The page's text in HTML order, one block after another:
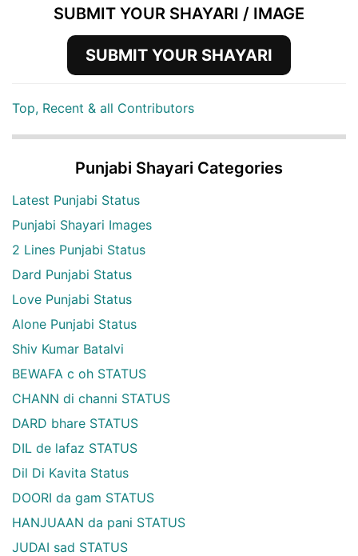
SUBMIT YOUR SHAYARI / IMAGE
SUBMIT YOUR SHAYARI
Top, Recent & all Contributors
Punjabi Shayari Categories
Latest Punjabi Status
Punjabi Shayari Images
2 Lines Punjabi Status
Dard Punjabi Status
Love Punjabi Status
Alone Punjabi Status
Shiv Kumar Batalvi
BEWAFA c oh STATUS
CHANN di channi STATUS
DARD bhare STATUS
DIL de lafaz STATUS
Dil Di Kavita Status
DOORI da gam STATUS
HANJUAAN da pani STATUS
JUDAI sad STATUS